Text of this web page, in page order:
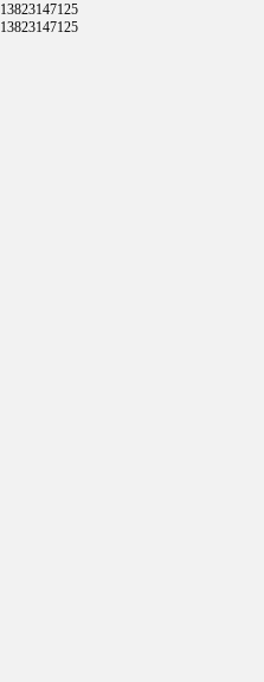
13823147125
13823147125